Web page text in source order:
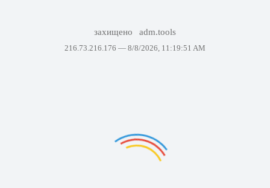
захищено adm.tools
216.73.216.176 — 8/8/2026, 11:19:51 AM